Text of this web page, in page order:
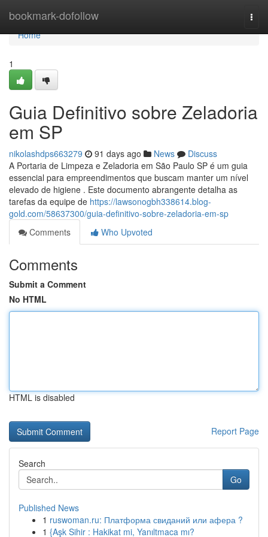
bookmark-dofollow
Home
Home
1
Guia Definitivo sobre Zeladoria
em SP
nikolashdps663279 91 days ago News
Discuss
A Portaria de Limpeza e Zeladoria em São Paulo SP é um guia
essencial para empreendimentos que buscam manter um nível
elevado de higiene . Este documento abrangente detalha as
tarefas da equipe de https://lawsonogbh338614.blog-
gold.com/58637300/guia-definitivo-sobre-zeladoria-em-sp
Comments
Who Upvoted
Comments
Submit a Comment
No HTML
HTML is disabled
Report Page
Search
Go
Published News
1 ruswoman.ru: Платформа свиданий или афера ?
1 {Aşk Sihir : Hakikat mi, Yanıltmaca mı?